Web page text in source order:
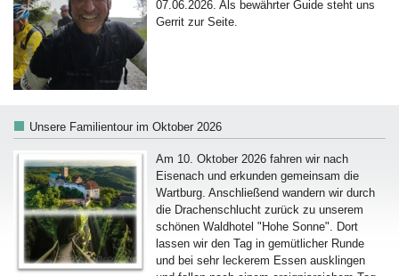
07.06.2026. Als bewährter Guide steht uns
Gerrit zur Seite.
Unsere Familientour im Oktober 2026
Am 10. Oktober 2026 fahren wir nach
Eisenach und erkunden gemeinsam die
Wartburg. Anschließend wandern wir durch
die Drachenschlucht zurück zu unserem
schönen Waldhotel "Hohe Sonne". Dort
lassen wir den Tag in gemütlicher Runde
und bei sehr leckerem Essen ausklingen